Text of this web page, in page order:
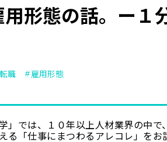
形態の話。ー１
転職 雇用形態
」では、１０年以上人材業界の中で
る「仕事にまつわるアレコレ」をお